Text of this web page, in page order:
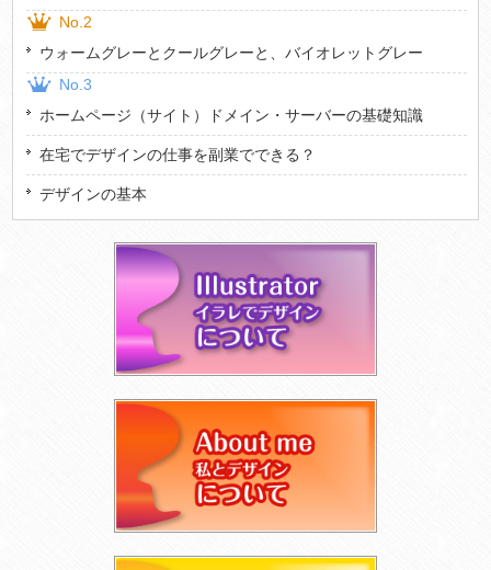
No.2
ウォームグレーとクールグレーと、バイオレットグレー
No.3
ホームページ（サイト）ドメイン・サーバーの基礎知識
在宅でデザインの仕事を副業でできる？
デザインの基本